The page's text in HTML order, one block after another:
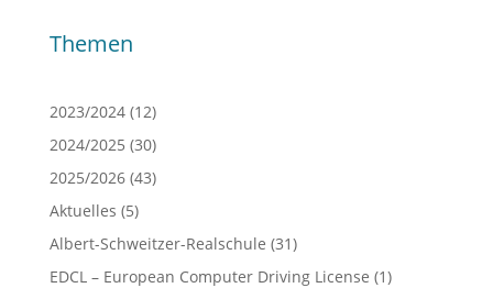
Themen
2023/2024(12)
2024/2025 (30)
2025/2026(43)
Aktuelles (5)
Albert-Schweitzer-Realschule (31)
EDCL – European Computer Driving License (1)